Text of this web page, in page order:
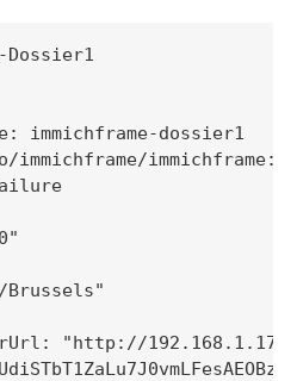
Dossier1
immichframe-dossier1
immichframe/
Brussels"
"http://